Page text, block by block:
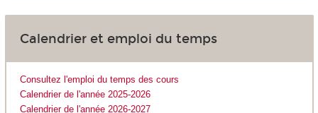
Calendrier et emploi du temps
Consultez l'emploi du temps des cours
Calendrier de l'année 2025-2026
Calendrier de l'année 2026-2027